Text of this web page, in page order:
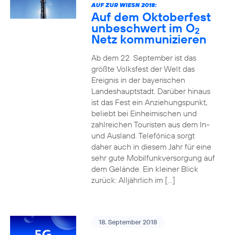
AUF ZUR WIESN 2018:
Auf dem Oktoberfest
unbeschwert im O2
Netz kommunizieren
Ab dem 22. September ist das
größte Volksfest der Welt das
Ereignis in der bayerischen
Landeshauptstadt. Darüber hinaus
ist das Fest ein Anziehungspunkt,
beliebt bei Einheimischen und
zahlreichen Touristen aus dem In-
und Ausland. Telefónica sorgt
daher auch in diesem Jahr für eine
sehr gute Mobilfunkversorgung auf
dem Gelände. Ein kleiner Blick
zurück: Alljährlich im […]
18. September 2018